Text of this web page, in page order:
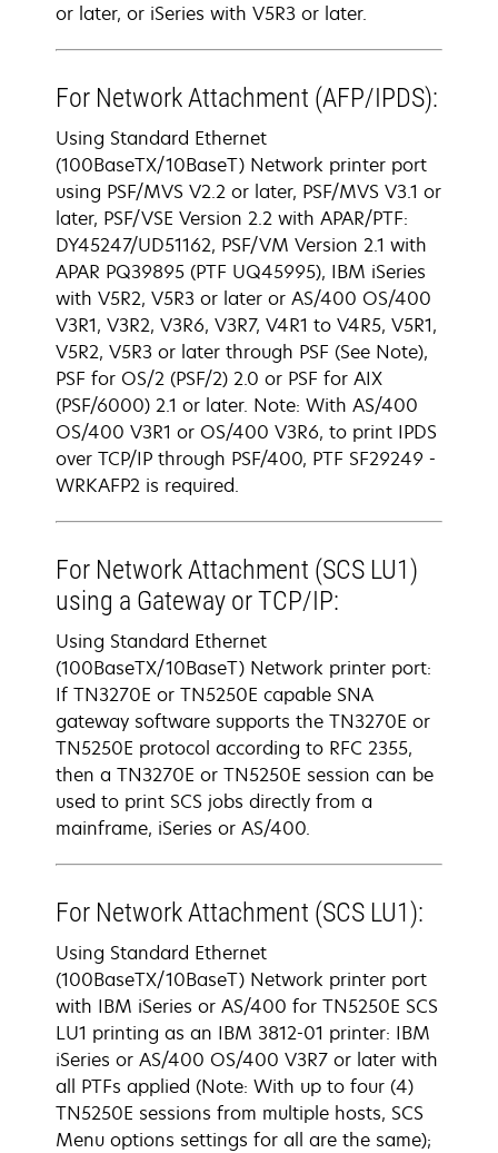
or later, or iSeries with V5R3 or later.
For Network Attachment (AFP/IPDS):
Using Standard Ethernet
(100BaseTX/10BaseT) Network printer port
using PSF/MVS V2.2 or later, PSF/MVS V3.1 or
later, PSF/VSE Version 2.2 with APAR/PTF:
DY45247/UD51162, PSF/VM Version 2.1 with
APAR PQ39895 (PTF UQ45995), IBM iSeries
with V5R2, V5R3 or later or AS/400 OS/400
V3R1, V3R2, V3R6, V3R7, V4R1 to V4R5, V5R1,
V5R2, V5R3 or later through PSF (See Note),
PSF for OS/2 (PSF/2) 2.0 or PSF for AIX
(PSF/6000) 2.1 or later. Note: With AS/400
OS/400 V3R1 or OS/400 V3R6, to print IPDS
over TCP/IP through PSF/400, PTF SF29249 -
WRKAFP2 is required.
For Network Attachment (SCS LU1)
using a Gateway or TCP/IP:
Using Standard Ethernet
(100BaseTX/10BaseT) Network printer port:
If TN3270E or TN5250E capable SNA
gateway software supports the TN3270E or
TN5250E protocol according to RFC 2355,
then a TN3270E or TN5250E session can be
used to print SCS jobs directly from a
mainframe, iSeries or AS/400.
For Network Attachment (SCS LU1):
Using Standard Ethernet
(100BaseTX/10BaseT) Network printer port
with IBM iSeries or AS/400 for TN5250E SCS
LU1 printing as an IBM 3812-01 printer: IBM
iSeries or AS/400 OS/400 V3R7 or later with
all PTFs applied (Note: With up to four (4)
TN5250E sessions from multiple hosts, SCS
Menu options settings for all are the same);